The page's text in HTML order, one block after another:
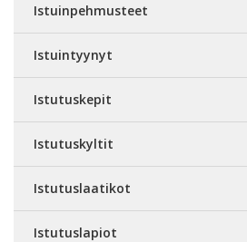
Istuinpehmusteet
Istuintyynyt
Istutuskepit
Istutuskyltit
Istutuslaatikot
Istutuslapiot